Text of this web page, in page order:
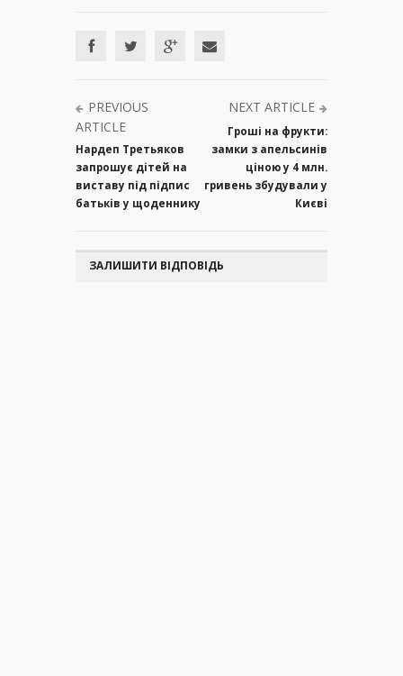
PREVIOUS
ARTICLE
Нардеп Третьяков
запрошує дітей на
виставу під підпис
батьків у щоденнику
NEXT ARTICLE
Гроші на фрукти:
замки з апельсинів
ціною у 4 млн.
гривень збудували у
Києві
ЗАЛИШИТИ ВІДПОВІДЬ